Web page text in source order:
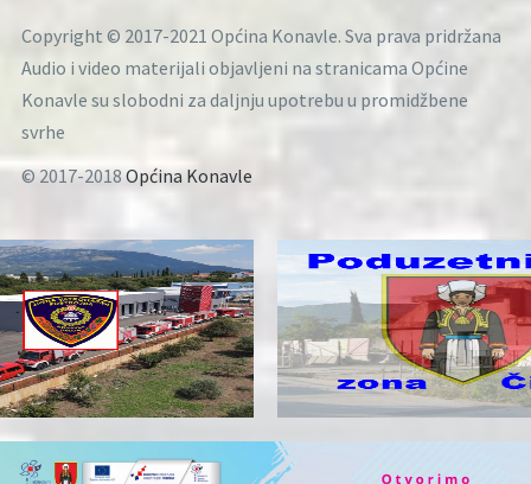
Copyright © 2017-2021 Općina Konavle. Sva prava pridržana
Audio i video materijali objavljeni na stranicama Općine
Konavle su slobodni za daljnju upotrebu u promidžbene
svrhe
© 2017-2018 Općina Konavle